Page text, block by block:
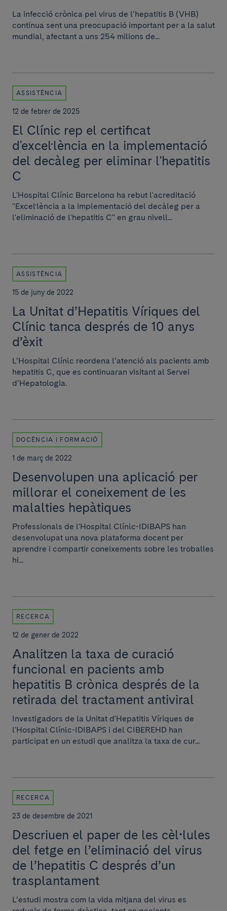
La infecció crònica pel virus de l’hepatitis B (VHB)
continua sent una preocupació important per a la salut
mundial, afectant a uns 254 milions de...
ASSISTÈNCIA
12 de febrer de 2025
El Clínic rep el certificat
d'excel·lència en la implementació
del decàleg per eliminar l'hepatitis
C
L'Hospital Clínic Barcelona ha rebut l'acreditació
"Excel·lència a la implementació del decàleg per a
l'eliminació de l'hepatitis C" en grau nivell...
ASSISTÈNCIA
15 de juny de 2022
La Unitat d’Hepatitis Víriques del
Clínic tanca després de 10 anys
d’èxit
L’Hospital Clínic reordena l’atenció als pacients amb
hepatitis C, que es continuaran visitant al Servei
d’Hepatologia.
DOCÈNCIA I FORMACIÓ
1 de març de 2022
Desenvolupen una aplicació per
millorar el coneixement de les
malalties hepàtiques
Professionals de l'Hospital Clínic-IDIBAPS han
desenvolupat una nova plataforma docent per
aprendre i compartir coneixements sobre les troballes
hi...
RECERCA
12 de gener de 2022
Analitzen la taxa de curació
funcional en pacients amb
hepatitis B crònica després de la
retirada del tractament antiviral
Investigadors de la Unitat d'Hepatitis Víriques de
l'Hospital Clínic-IDIBAPS i del CIBEREHD han
participat en un estudi que analitza la taxa de cur...
RECERCA
23 de desembre de 2021
Descriuen el paper de les cèl•lules
del fetge en l’eliminació del virus
de l’hepatitis C després d’un
trasplantament
L’estudi mostra com la vida mitjana del virus es